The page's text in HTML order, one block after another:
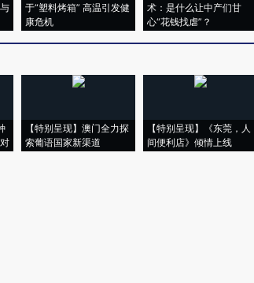
于“塑料烤箱” 高温引发健
康危机
术：是什么让中产们甘
心“花钱找虐”？
【特别呈现】澳门全力探
索葡语国家新渠道
【特别呈现】《东莞，人
间便利店》倾情上线